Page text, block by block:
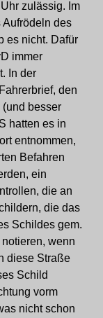
zulässig. Im
Aufrödeln des
es nicht. Dafür
immer
In der
den
besser
hatten es in
entnommen,
Befahren
ein
die an
die das
Schildes gem.
wenn
diese Straße
Schild
vorm
nicht schon